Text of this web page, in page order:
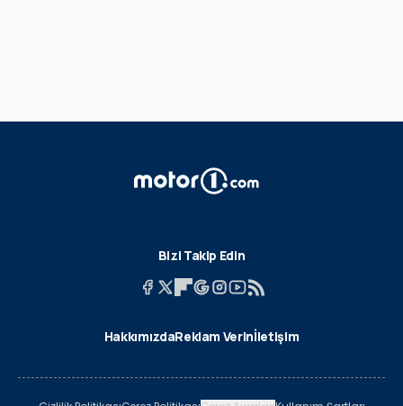
Bizi Takip Edin
HakkımızdaReklam Verinİletişim